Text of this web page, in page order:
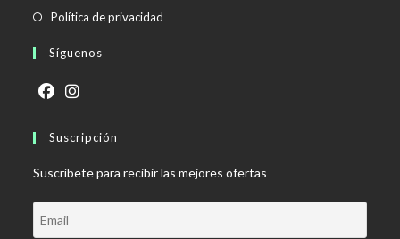
abre
Política de privacidad
Síguenos
abre
una
nueva
pestaña
abre
una
nueva
pestaña
Suscripción
Suscríbete para recibir las mejores ofertas